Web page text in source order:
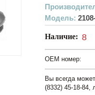
Модель:
Наличие: 8
OEM номер:
Вы всегда
(8332) 45-18-84,